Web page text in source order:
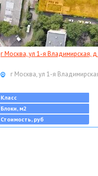
г Москва, ул 1-я Владимирская, д
г Москва, ул 1-я
Класс
Блоки, м2
Стоимость, руб